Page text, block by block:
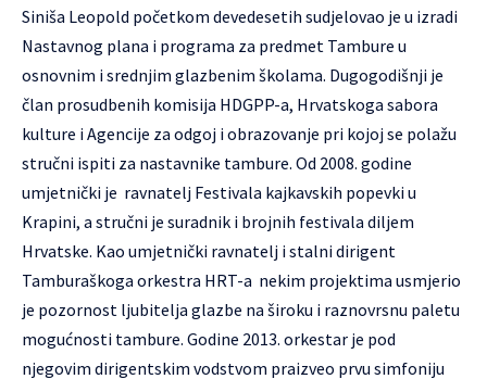
Siniša Leopold početkom devedesetih sudjelovao je u izradi
Nastavnog plana i programa za predmet Tambure u
osnovnim i srednjim glazbenim školama. Dugogodišnji je
član prosudbenih komisija HDGPP-a, Hrvatskoga sabora
kulture i Agencije za odgoj i obrazovanje pri kojoj se polažu
stručni ispiti za nastavnike tambure. Od 2008. godine
umjetnički je ravnatelj Festivala kajkavskih popevki u
Krapini, a stručni je suradnik i brojnih festivala diljem
Hrvatske. Kao umjetnički ravnatelj i stalni dirigent
Tamburaškoga orkestra HRT-a nekim projektima usmjerio
je pozornost ljubitelja glazbe na široku i raznovrsnu paletu
mogućnosti tambure. Godine 2013. orkestar je pod
njegovim dirigentskim vodstvom praizveo prvu simfoniju